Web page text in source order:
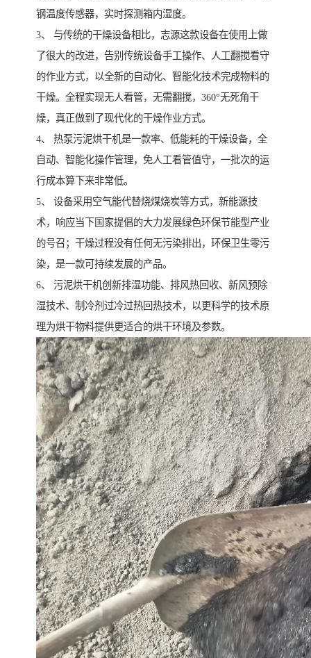
钢温度传感器，实时探测箱内湿度。
3、 与传统的干燥设备相比，志源这款设备在使用上做
了很大的改进，告别传统设备手工操作、人工翻搅看守
的作业方式，以全新的自动化、智能化技术完成物料的
干燥。全程实现无人看管，无需翻搅，360°无死角干
燥，真正做到了现代化的干燥作业方式。
4、 热泵污泥烘干机是一款率、低能耗的干燥设备，全
自动、智能化操作管理，免人工看管值守，一批次的运
行成本算下来非常低。
5、 设备采用空气能代替烧煤烧炭等方式，新能源技
术，响应当下国家提倡的大力发展绿色环保节能型产业
的号召；干燥过程没有任何无污染排出，环保卫生零污
染，是一款可持续发展的产品。
6、 污泥烘干机创新排湿功能、排风热回收、新风预除
湿技术、制冷剂过冷过热回热技术，以更科学的技术原
理为烘干物料提供更适合的烘干环境及参数。